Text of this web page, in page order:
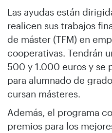
Las ayudas están
realicen sus trabajos
de máster (TFM) en
cooperativas. Tendrán
500 y 1.000 euros y se
para alumnado de
cursan másteres.
Además, el programa
premios para los